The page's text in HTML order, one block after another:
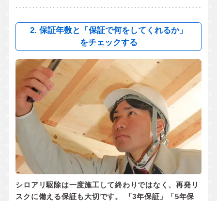
2. 保証年数と「保証で何をしてくれるか」
をチェックする
シロアリ駆除は一度施工して終わりではなく、再発リ
スクに備える保証も大切です。 「3年保証」「5年保